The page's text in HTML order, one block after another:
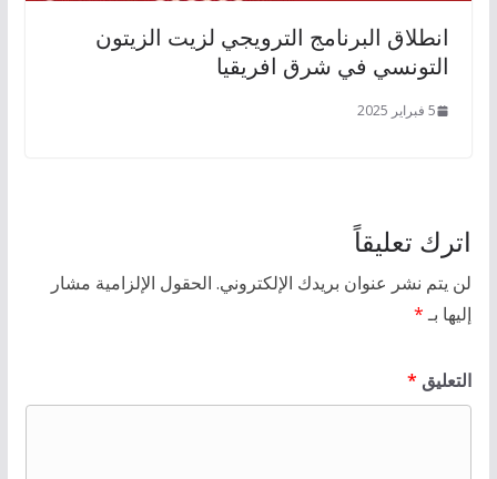
انطلاق البرنامج الترويجي لزيت الزيتون
التونسي في شرق افريقيا
5 فبراير 2025
اترك تعليقاً
لن يتم نشر عنوان بريدك الإلكتروني. الحقول الإلزامية مشار
إليها بـ*
التعليق *